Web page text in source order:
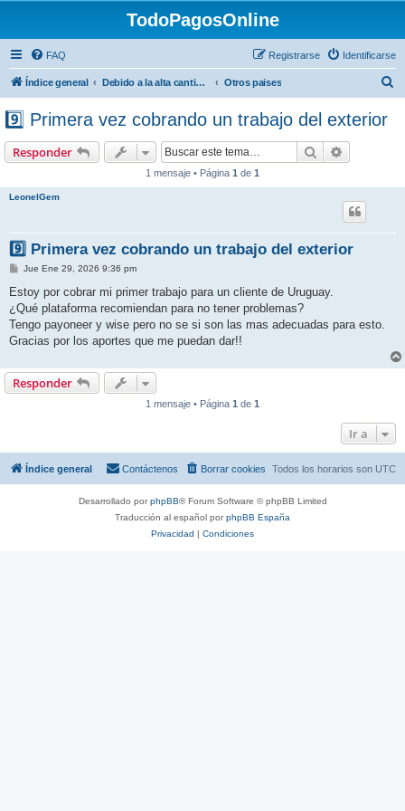
TodoPagosOnline
FAQ Identificarse
Registrarse
Índice general Debido a la alta cantidad de registros no genuinos, les pedimos que, una vez que se registren el en foro, envien un mail a forotodopagos@gmail.com desde el mail con el cual se registraron solicitando el alta. Otros paises
r
9️⃣ Primera vez cobrando un trabajo del exterior
Responder Buscar
1 mensaje • Página 1 de 1
LeonelGem
9️⃣ Primera vez cobrando un trabajo del exterior
M
n
a
j
Jue Ene 29, 2026 9:36 pm
Estoy por cobrar mi primer trabajo para un cliente de Uruguay.
¿Qué plataforma recomiendan para no tener problemas?
Tengo payoneer y wise pero no se si son las mas adecuadas para esto.
Gracias por los aportes que me puedan dar!!
Responder
1 mensaje • Página 1 de 1
Ir a
Índice general Todos los horarios son UTC
Borrar cookies
Contáctenos
Desarrollado porphpBB® Forum Software © phpBB Limited
Traducción al español porphpBB España
Privacidad | Condiciones